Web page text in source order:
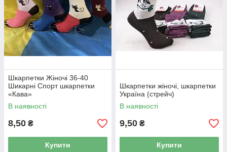
Шкарпетки Жіночі 36-40
Шикарні Спорт шкарпетки
«Кава»
В наявності
8,50 ₴
Купити
Шкарпетки жіночі, шкарпетки
Україна (стрейч)
В наявності
9,50 ₴
Купити